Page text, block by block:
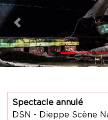
Previous
Spectacle annulé
DSN - Dieppe Scène